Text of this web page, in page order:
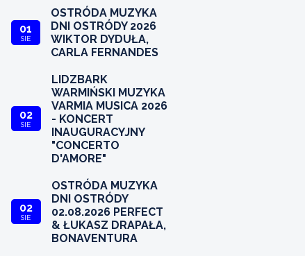
01
SIE
OSTRÓDA MUZYKA
DNI OSTRÓDY 2026
WIKTOR DYDUŁA,
CARLA FERNANDES
02
SIE
LIDZBARK
WARMIŃSKI MUZYKA
VARMIA MUSICA 2026
- KONCERT
INAUGURACYJNY
"CONCERTO
D'AMORE"
02
SIE
OSTRÓDA MUZYKA
DNI OSTRÓDY
02.08.2026 PERFECT
& ŁUKASZ DRAPAŁA,
BONAVENTURA